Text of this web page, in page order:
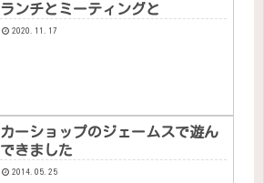
ランチとミーティングと
2020.11.17
カーショップのジェームスで遊ん
できました
2014.05.25